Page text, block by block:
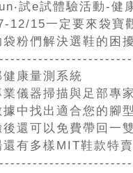
試e試體驗活動-健
12/15一定要來袋寶
袋粉們解決選鞋的困
健康量測系統
業儀器掃描與足部專
據中找出適合您的腳
後還可以免費帶回一
還有多樣MIT鞋款特